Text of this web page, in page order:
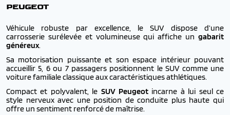
PEUGEOT
Véhicule robuste par excellence, le SUV dispose d’une
carrosserie surélevée et volumineuse qui affiche un gabarit
généreux.
Sa motorisation puissante et son espace intérieur pouvant
accueillir 5, 6 ou 7 passagers positionnent le SUV comme une
voiture familiale classique aux caractéristiques athlétiques.
Compact et polyvalent, le SUV Peugeot incarne à lui seul ce
style nerveux avec une position de conduite plus haute qui
offre un sentiment renforcé de maîtrise.